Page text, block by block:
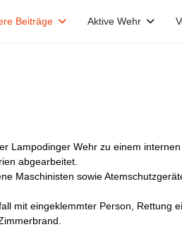
Beiträge Aktive Wehr
Lampodinger Wehr zu einem
abgearbeitet.
Maschinisten sowie
mit eingeklemmter Person, Rettung